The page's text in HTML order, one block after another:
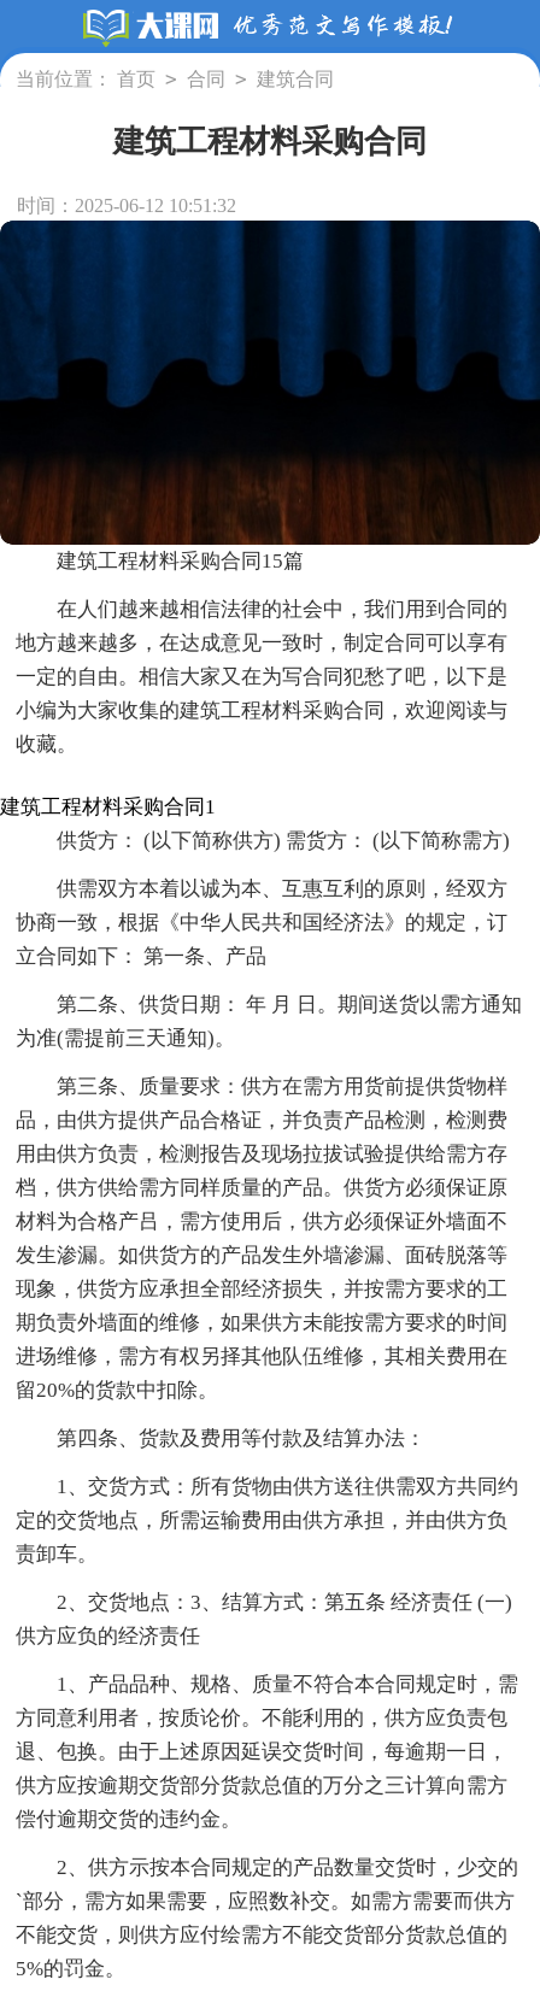
当前位置： 首页 > 合同 > 建筑合同
建筑工程材料采购合同
时间：2025-06-12 10:51:32
建筑工程材料采购合同15篇
在人们越来越相信法律的社会中，我们用到合同的
地方越来越多，在达成意见一致时，制定合同可以享有
一定的自由。相信大家又在为写合同犯愁了吧，以下是
小编为大家收集的建筑工程材料采购合同，欢迎阅读与
收藏。
建筑工程材料采购合同1
供货方： (以下简称供方) 需货方： (以下简称需方)
供需双方本着以诚为本、互惠互利的原则，经双方
协商一致，根据《中华人民共和国经济法》的规定，订
立合同如下： 第一条、产品
第二条、供货日期： 年 月 日。期间送货以需方通知
为准(需提前三天通知)。
第三条、质量要求：供方在需方用货前提供货物样
品，由供方提供产品合格证，并负责产品检测，检测费
用由供方负责，检测报告及现场拉拔试验提供给需方存
档，供方供给需方同样质量的产品。供货方必须保证原
材料为合格产吕，需方使用后，供方必须保证外墙面不
发生渗漏。如供货方的产品发生外墙渗漏、面砖脱落等
现象，供货方应承担全部经济损失，并按需方要求的工
期负责外墙面的维修，如果供方未能按需方要求的时间
进场维修，需方有权另择其他队伍维修，其相关费用在
留20%的货款中扣除。
第四条、货款及费用等付款及结算办法：
1、交货方式：所有货物由供方送往供需双方共同约
定的交货地点，所需运输费用由供方承担，并由供方负
责卸车。
2、交货地点：3、结算方式：第五条 经济责任 (一)
供方应负的经济责任
1、产品品种、规格、质量不符合本合同规定时，需
方同意利用者，按质论价。不能利用的，供方应负责包
退、包换。由于上述原因延误交货时间，每逾期一日，
供方应按逾期交货部分货款总值的万分之三计算向需方
偿付逾期交货的违约金。
2、供方示按本合同规定的产品数量交货时，少交的
`部分，需方如果需要，应照数补交。如需方需要而供方
不能交货，则供方应付绘需方不能交货部分货款总值的
5%的罚金。